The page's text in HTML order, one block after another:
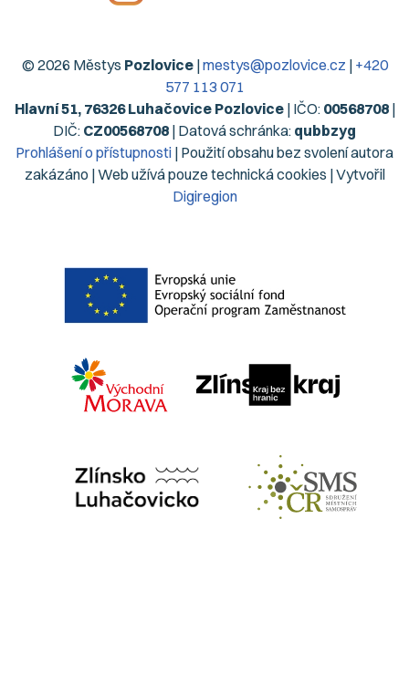
© 2026 Městys Pozlovice|mestys@pozlovice.cz | +420
577 113 071
Hlavní 51, 76326 Luhačovice Pozlovice| IČO: 00568708|
DIČ: CZ00568708 | Datová schránka: qubbzyg
Prohlášení o přístupnosti | Použití obsahu bez svolení autora
zakázáno | Web užívá pouze technická cookies | Vytvořil
Digiregion